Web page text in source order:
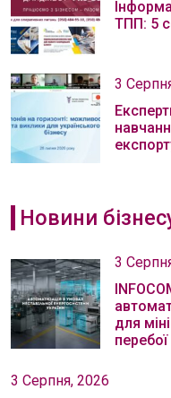
ТПП: 5
3
Новини
3
для
3 Серпня, 2026